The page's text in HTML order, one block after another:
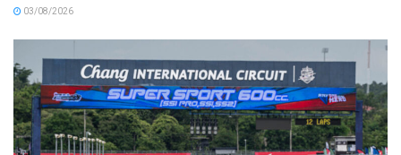
03/08/2026